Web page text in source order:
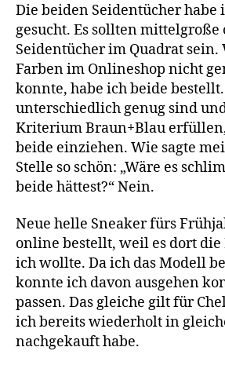
Die beiden Seidentücher
gesucht. Es sollten
Seidentücher im Quadrat sein.
Farben im Onlineshop nicht
konnte, habe ich beide
unterschiedlich genug sind
Kriterium Braun+Blau
beide einziehen. Wie sagte
Stelle so schön: „Wäre es
beide hättest?“ Nein.
Neue helle Sneaker fürs
online bestellt, weil es dort die
ich wollte. Da ich das Modell
konnte ich davon ausgehen
passen. Das gleiche gilt für
ich bereits wiederholt in
nachgekauft habe.